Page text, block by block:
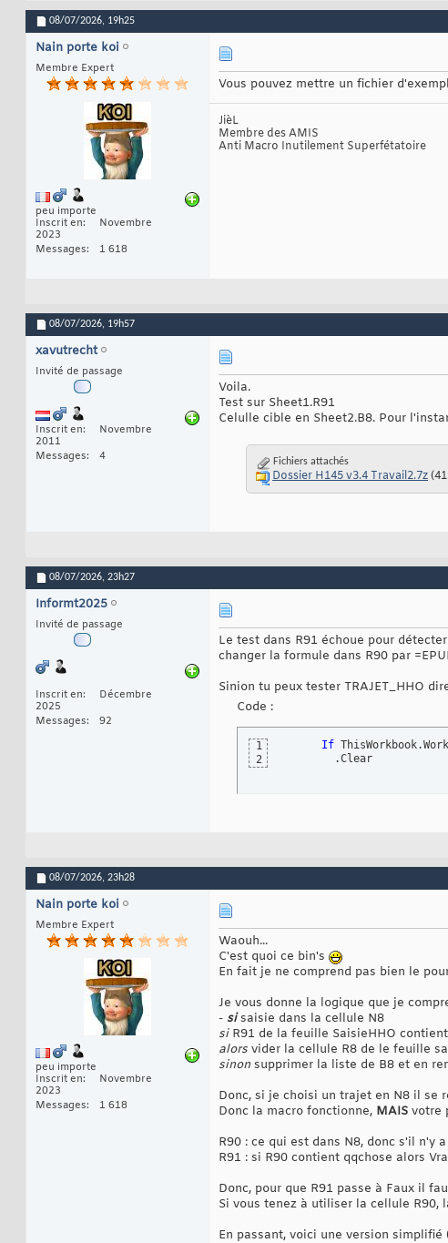
08/07/2026, 19h25
Nain porte koi
Membre Expert
peu importe
Inscrit en
Novembre
2023
Messages
1 618
Vous pouvez mettre un fichier
JièL
Membre des AMIS
Anti Macro Inutilement Superfétatoire
08/07/2026, 19h57
xavutrecht
Invité de passage
Inscrit en
Novembre
2011
Messages
4
Voila.
Test sur Sheet1.R91
Celulle cible en Sheet2.B8. Pour
Fichiers attachés
Dossier H145 v3.4 Travail2.7z
08/07/2026, 23h27
Informt2025
Invité de passage
Inscrit en
Décembre
2025
Messages
92
Le test dans R91 échoue pour
changer la formule dans R90 par
Sinion tu peux tester TRAJET_HHO
Code :
1
2
If
        .Clear
08/07/2026, 23h28
Nain porte koi
Membre Expert
peu importe
Inscrit en
Novembre
2023
Messages
1 618
Waouh...
C'est quoi ce bin's
En fait je ne comprend pas bien le
Je vous donne la logique que je
- sisaisie dans la cellule N8
siR91 de la feuille SaisieHHO contient
alors vider la cellule R8 de le feuille
sinonsupprimer la liste de B8 et en
Donc, si je choisi un trajet en N8 il se
Donc la macro fonctionne, MAIS votre
R90 : ce qui est dans N8, donc s'il n'y
R91 : si R90 contient qqchose alors
Donc, pour que R91 passe à Faux il
Si vous tenez à utiliser la cellule R90,
En passant, voici une version